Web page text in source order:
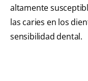
altamente
las caries en los
sensibilidad dental.